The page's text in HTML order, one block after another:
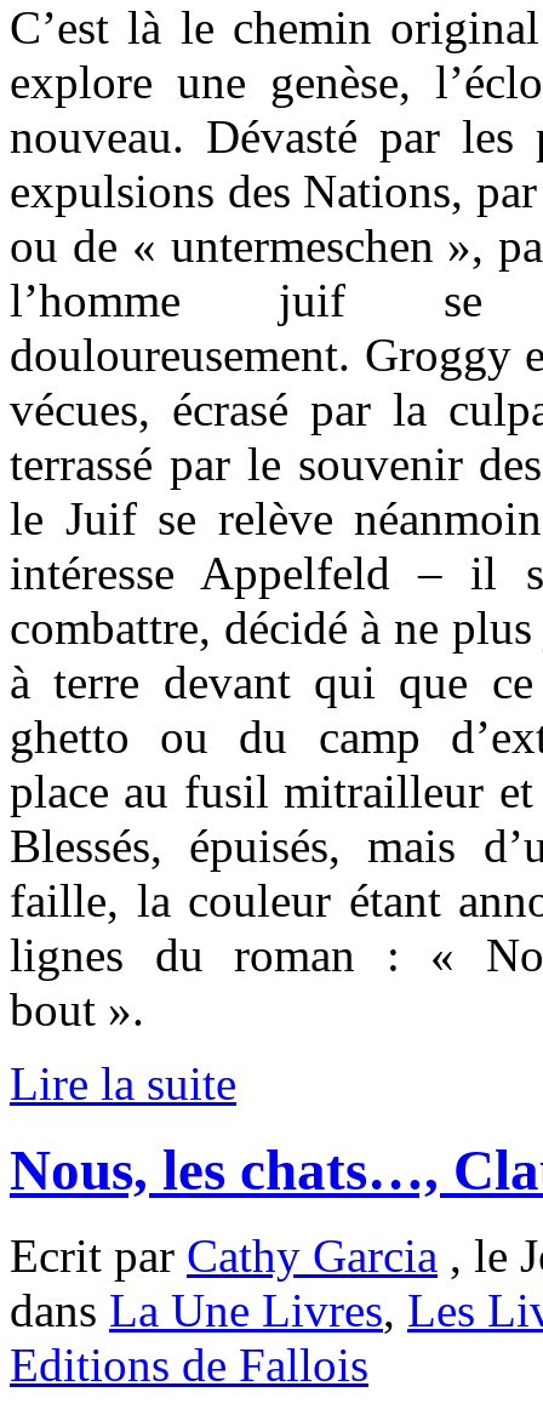
C’est là le chemin
explore une genèse,
nouveau. Dévasté par
expulsions des Nations,
ou de « untermeschen »,
l’homme juif se
douloureusement. Groggy
vécues, écrasé par la
terrassé par le souvenir
le Juif se relève
intéresse Appelfeld – il
combattre, décidé à ne
à terre devant qui que
ghetto ou du camp
place au fusil mitrailleur et
Blessés, épuisés, mais
faille, la couleur étant
lignes du roman : «
bout ».
Lire la suite
Nous, les chats…,
Ecrit par Cathy Garcia , le
dans La Une Livres, Les
Editions de Fallois